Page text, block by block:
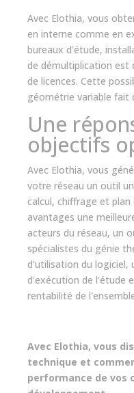
Avec Elothia, vous
en interne comme en
bureaux d'étude,
de démultiplication est
de licences. Cette
géométrie variable fait
Une
objectifs
Avec Elothia, vous
votre réseau un outil
calcul, chiffrage et
avantages une
acteurs du réseau, un
spécialistes du génie
d'utilisation du logiciel,
d'exécution de l'étude
rentabilité de
Avec Elothia, vous
technique et
performance de vos